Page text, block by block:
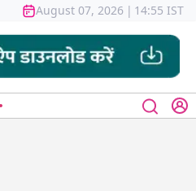
August 07, 2026 | 14:55 IST